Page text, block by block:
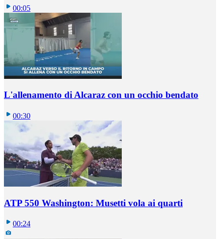
00:05
L'allenamento di Alcaraz con un occhio bendato
00:30
ATP 550 Washington: Musetti vola ai quarti
00:24